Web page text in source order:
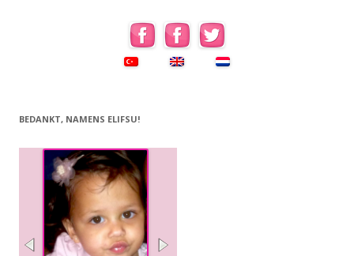
BEDANKT, NAMENS ELIFSU!